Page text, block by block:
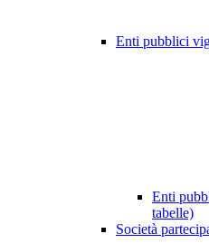
Enti pubblici
Enti
tabelle)
Società